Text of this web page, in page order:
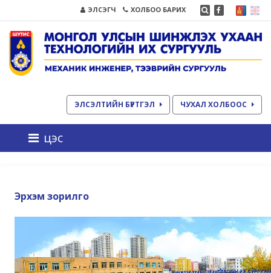
ЭЛСЭГЧ ХОЛБОО БАРИХ
ЭЛСЭЛТИЙН БҮРТГЭЛ ЧУХАЛ ХОЛБООС
цэс
Эрхэм зорилго